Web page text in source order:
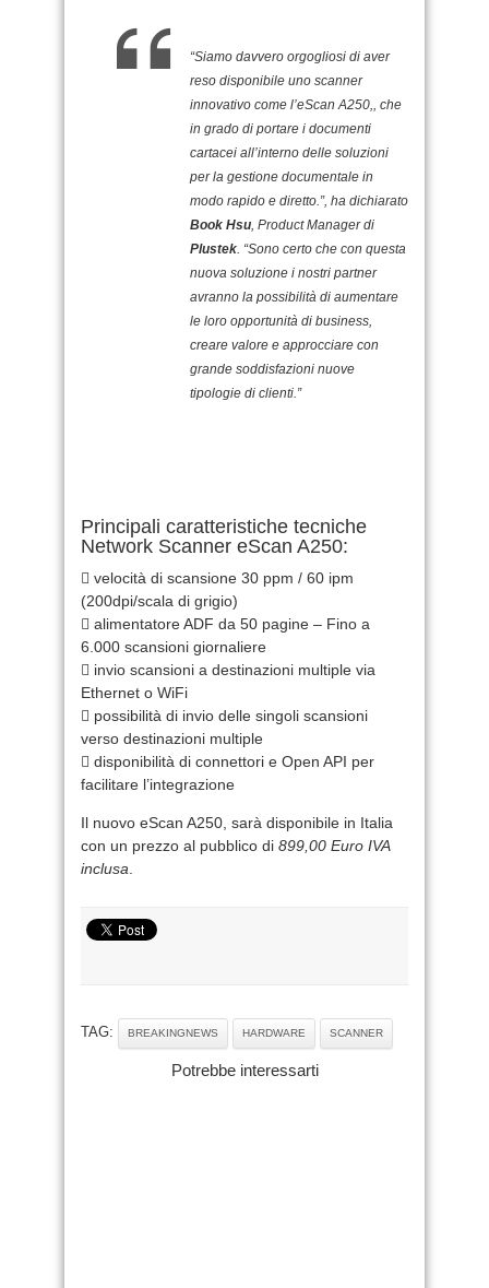
“Siamo davvero orgogliosi di aver
reso disponibile uno scanner
innovativo come l’eScan A250,, che
in grado di portare i documenti
cartacei all’interno delle soluzioni
per la gestione documentale in
modo rapido e diretto.”, ha dichiarato
Book Hsu , Product Manager di
Plustek . “Sono certo che con questa
nuova soluzione i nostri partner
avranno la possibilità di aumentare
le loro opportunità di business,
creare valore e approcciare con
grande soddisfazioni nuove
tipologie di clienti.”
Principali caratteristiche tecniche
Network Scanner eScan A250:
 velocità di scansione 30 ppm / 60 ipm
(200dpi/scala di grigio)
 alimentatore ADF da 50 pagine – Fino a
6.000 scansioni giornaliere
 invio scansioni a destinazioni multiple via
Ethernet o WiFi
 possibilità di invio delle singoli scansioni
verso destinazioni multiple
 disponibilità di connettori e Open API per
facilitare l’integrazione
Il nuovo eScan A250, sarà disponibile in Italia
con un prezzo al pubblico di 899,00 Euro IVA
inclusa
TAG: BREAKINGNEWS HARDWARE SCANNER
Potrebbe interessarti